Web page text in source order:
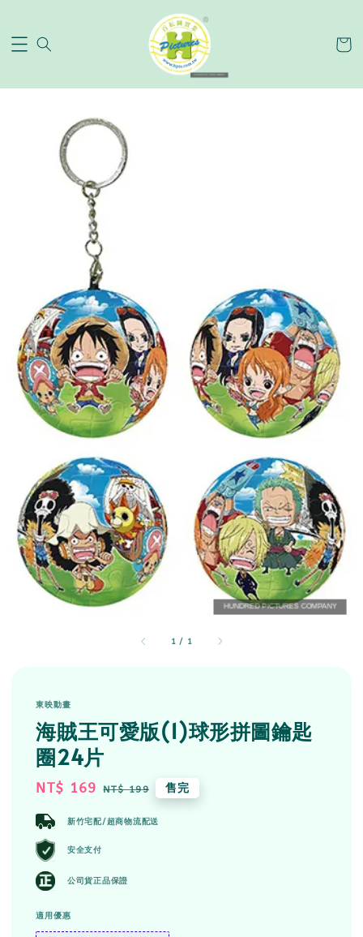
1 / 1
東映動畫
海賊王可愛版(1)球形拼圖鑰匙
圈24片
Sale
NT$ 169 Regular
NT$ 199 售完
新竹宅配/超商物流配送
安全支付
公司貨正品保證
適用優惠